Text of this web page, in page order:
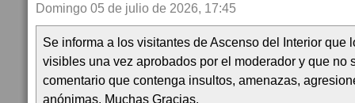
Domingo 05 de julio de 2026, 17:45
Se informa a los visitantes de Ascenso del Interior que
visibles una vez aprobados por el moderador y que no
comentario que contenga insultos, amenazas,
anónimas. Muchas Gracias.